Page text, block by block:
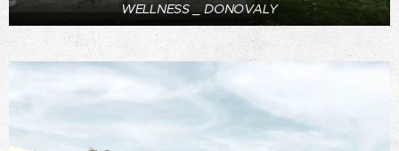
WELLNESS _ DONOVALY